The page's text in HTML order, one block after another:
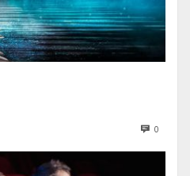
0